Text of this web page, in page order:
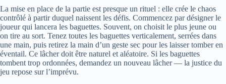
La mise en place de la partie est presque un rituel : elle crée le chaos
contrôlé à partir duquel naissent les défis. Commencez par désigner le
joueur qui lancera les baguettes. Souvent, on choisit le plus jeune ou
on tire au sort. Tenez toutes les baguettes verticalement, serrées dans
une main, puis retirez la main d’un geste sec pour les laisser tomber en
éventail. Ce lâcher doit être naturel et aléatoire. Si les baguettes
tombent trop ordonnées, demandez un nouveau lâcher — la justice du
jeu repose sur l’imprévu.